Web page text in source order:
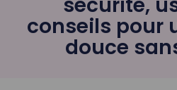
conseils pour
douce